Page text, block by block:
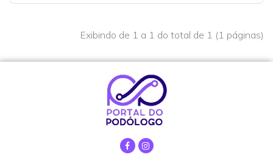
Exibindo de 1 a 1 do total de 1 (1 páginas)